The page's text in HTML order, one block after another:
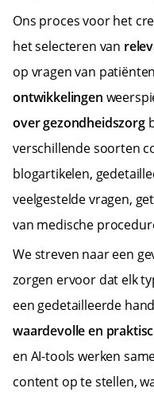
Ons proces voor het
het selecteren van
op vragen van
ontwikkelingen
over gezondheidszorg
verschillende soorten
blogartikelen,
veelgestelde vragen,
van medische
We streven naar een
zorgen ervoor dat elk
een gedetailleerde
waardevolle en
en AI-tools werken
content op te stellen,